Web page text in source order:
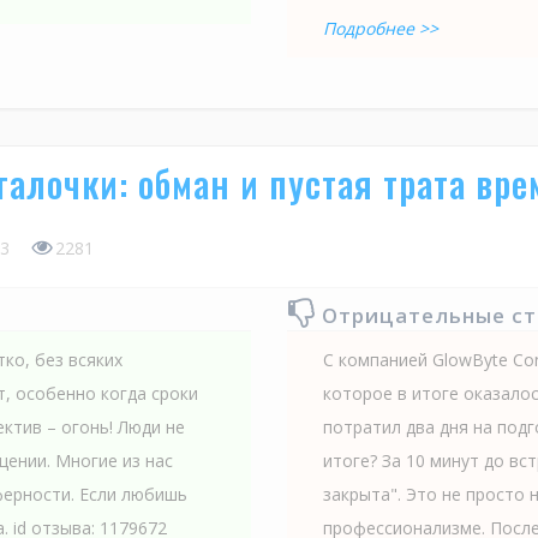
Подробнее >>
обман и пустая трата
2281
без всяких
особенно когда сроки
– огонь! Люди не
Многие из нас
Если любишь
id отзыва: 1179672
Отрицательные
С компанией GlowByte
которое в итоге
потратил два дня на
итоге? За 10 минут до
закрыта". Это не просто
профессионализме.